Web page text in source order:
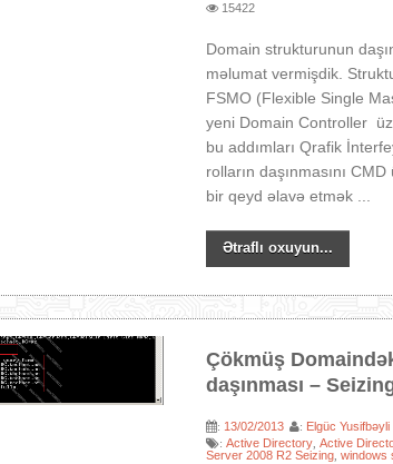
15422
Domain strukturunun
məlumat vermişdik.
FSMO (Flexible Single
yeni Domain Controller
bu addımları Qrafik
rolların daşınmasını
bir qeyd əlavə etmək ...
Ətraflı oxuyun...
Çökmüş
daşınması –
: 13/02/2013 : Elgüc Yusifbəyli
:Active Directory ,Active
Server 2008 R2 Seizing ,windows